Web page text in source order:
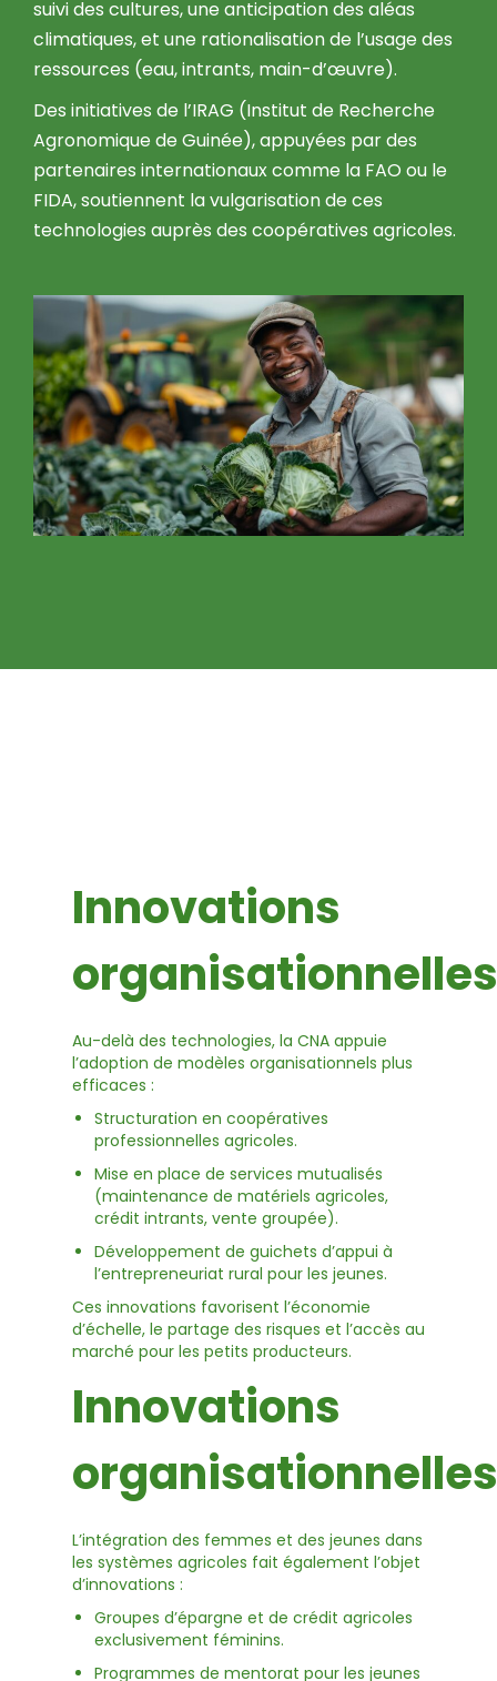
suivi des cultures, une anticipation des aléas
climatiques, et une rationalisation de l’usage des
ressources (eau, intrants, main-d’œuvre).
Des initiatives de l’IRAG (Institut de Recherche
Agronomique de Guinée), appuyées par des
partenaires internationaux comme la FAO ou le
FIDA, soutiennent la vulgarisation de ces
technologies auprès des coopératives agricoles.
Innovations
organisationnelles
Au-delà des technologies, la CNA appuie
l’adoption de modèles organisationnels plus
efficaces :
Structuration en coopératives
professionnelles agricoles.
Mise en place de services mutualisés
(maintenance de matériels agricoles,
crédit intrants, vente groupée).
Développement de guichets d’appui à
l’entrepreneuriat rural pour les jeunes.
Ces innovations favorisent l’économie
d’échelle, le partage des risques et l’accès au
marché pour les petits producteurs.
Innovations
organisationnelles
L’intégration des femmes et des jeunes dans
les systèmes agricoles fait également l’objet
d’innovations :
Groupes d’épargne et de crédit agricoles
exclusivement féminins.
Programmes de mentorat pour les jeunes